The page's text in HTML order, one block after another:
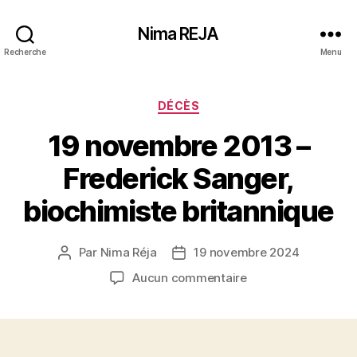
Recherche
Nima REJA
Menu
Catégories
DÉCÈS
19 novembre 2013 –
Frederick Sanger,
biochimiste britannique
Auteur
Par Nima Réja
Date19 novembre 2024
Aucun commentairesur